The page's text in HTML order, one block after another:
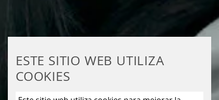
ESTE SITIO WEB UTILIZA
COOKIES